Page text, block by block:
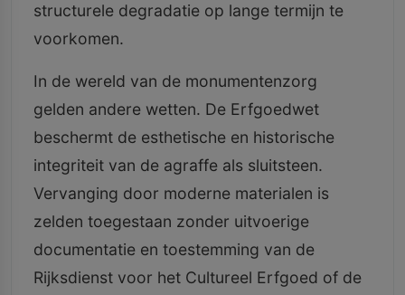
structurele degradatie op lange termijn te
voorkomen.
In de wereld van de monumentenzorg
gelden andere wetten. De Erfgoedwet
beschermt de esthetische en historische
integriteit van de agraffe als sluitsteen.
Vervanging door moderne materialen is
zelden toegestaan zonder uitvoerige
documentatie en toestemming van de
Rijksdienst voor het Cultureel Erfgoed of de